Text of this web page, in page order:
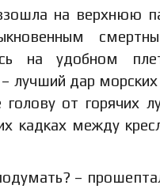
на верхнюю
на удобном
– лучший дар
голову от горячих
кадках между
–